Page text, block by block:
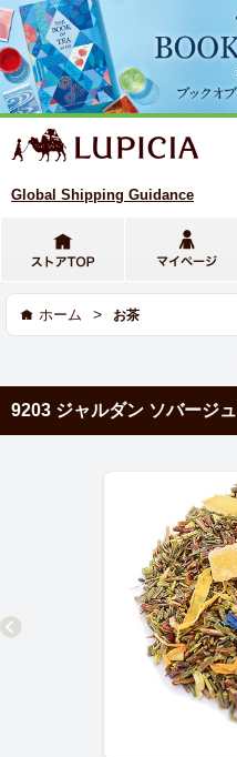
Global Shipping Guidance
ホーム > お茶
9203 ジャルダン ソバージュ